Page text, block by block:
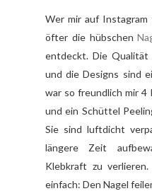
Wer mir auf
öfter die hübschen
entdeckt. Die Qualität
und die Designs sind
war so freundlich mir 4
und ein Schüttel
Sie sind luftdicht
längere Zeit
Klebkraft zu
einfach: Den Nagel